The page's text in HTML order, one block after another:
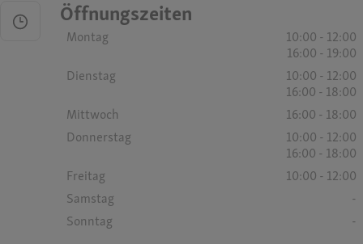
Öffnungszeiten
Montag
10:00 - 12:00
16:00 - 19:00
Dienstag
10:00 - 12:00
16:00 - 18:00
Mittwoch
16:00 - 18:00
Donnerstag
10:00 - 12:00
16:00 - 18:00
Freitag
10:00 - 12:00
Samstag
-
Sonntag
-